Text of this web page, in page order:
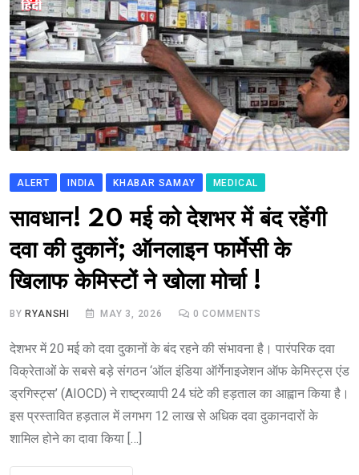
ALERT INDIA KHABAR SAMAY MEDICAL
सावधान! 20 मई को देशभर में बंद रहेंगी
दवा की दुकानें; ऑनलाइन फार्मेसी के
खिलाफ केमिस्टों ने खोला मोर्चा !
BYRYANSHI MAY 3, 2026 0 COMMENTS
देशभर में 20 मई को दवा दुकानों के बंद रहने की संभावना है। पारंपरिक दवा
विक्रेताओं के सबसे बड़े संगठन ‘ऑल इंडिया ऑर्गेनाइजेशन ऑफ केमिस्ट्स एंड
ड्रगिस्ट्स’ (AIOCD) ने राष्ट्रव्यापी 24 घंटे की हड़ताल का आह्वान किया है।
इस प्रस्तावित हड़ताल में लगभग 12 लाख से अधिक दवा दुकानदारों के
शामिल होने का दावा किया […]